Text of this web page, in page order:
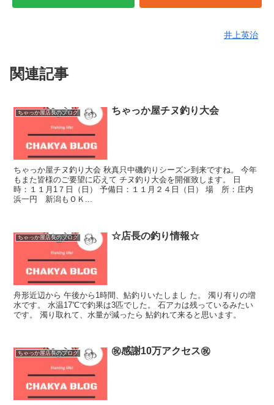
井上英治
関連記事
ちゃっか屋店長のブログ ちゃっか屋チヌ釣り大会
ちゃっか屋チヌ釣り大会 秋真只中磯釣りシーズン到来ですね。 今年
もまた皆様のご要望に応えて チヌ釣り大会を開催致します。 日
時：１１月1７日（日） 予備日：１１月２４日（日） 場 所：庄内
浜一円 新潟もＯＫ...
ちゃっか屋店長のブログ ☆店長の釣り情報☆
舟形近辺から 午後から1時間、鮎釣りいたしまし た。 濁り有りの増
水です。 水温17℃で釣果は3匹でした。 石アカは残っているみたい
です。 濁り取れて、水量が減ったら 鮎釣れて来ると思います。
ちゃっか屋店長のブログ ㊗️感謝10万アクセス㊗️